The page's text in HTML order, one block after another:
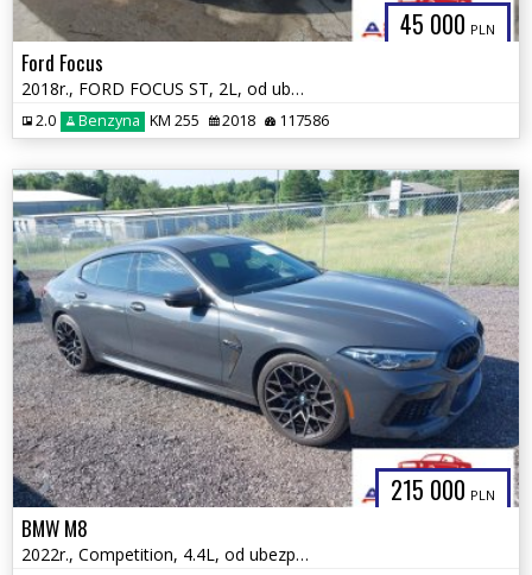
45 000 PLN
Ford Focus
2018r., FORD FOCUS ST, 2L, od ubezpieczalni
2.0 Benzyna KM 255 2018 117586
215 000 PLN
BMW M8
2022r., Competition, 4.4L, od ubezpieczalni